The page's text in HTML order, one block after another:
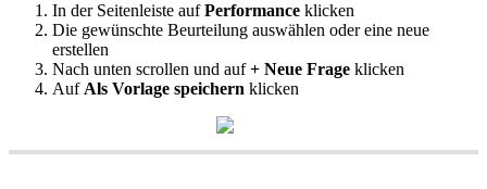
In der Seitenleiste auf Performance klicken
Die gewünschte Beurteilung auswählen oder eine neue
erstellen
Nach unten scrollen und auf + Neue Frage klicken
Auf Als Vorlage speichern klicken